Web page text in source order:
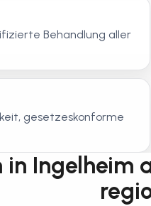
Behandlung aller
gesetzeskonforme
in Ingelheim